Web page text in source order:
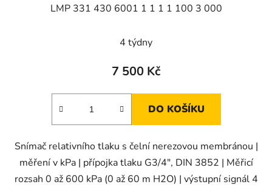
LMP 331 430 6001 1 1 1 1 100 3 000
4 týdny
7 500 Kč
DO KOŠÍKU
Snímač relativního tlaku s čelní nerezovou membránou |
měření v kPa | přípojka tlaku G3/4", DIN 3852 | Měřicí
rozsah 0 až 600 kPa (0 až 60 m H2O) | výstupní signál 4